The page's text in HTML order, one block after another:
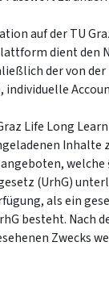
auf der TU
dient den
der von der
Life Long
Inhalte
welche
(UrhG)
als ein
besteht. Nach
Zwecks